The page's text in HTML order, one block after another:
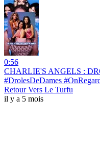
0:56
CHARLIE'S ANGELS :
#DrolesDeDames
Retour Vers Le Turfu
il y a 5 mois